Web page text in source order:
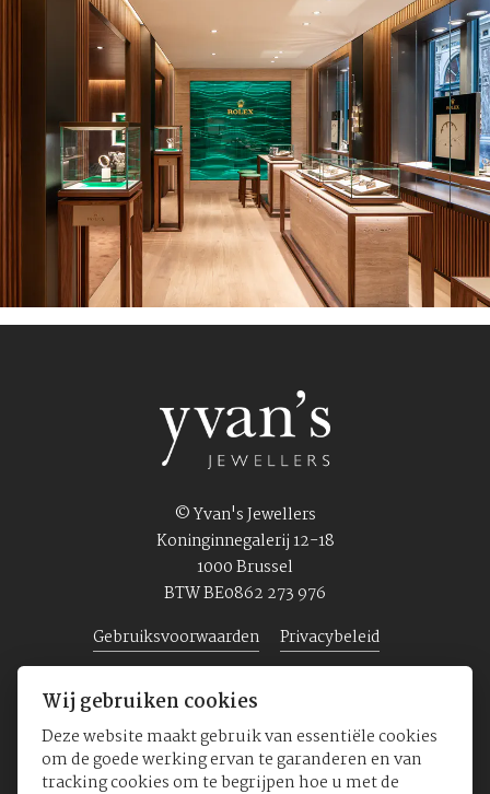
© Yvan's Jewellers
Koninginnegalerij 12-18
1000 Brussel
BTW BE0862 273 976
Gebruiksvoorwaarden
Privacybeleid
Home Juwelen Horloges Over ons
Wij gebruiken cookies
Deze website maakt gebruik van essentiële cookies
om de goede werking ervan te garanderen en van
tracking cookies om te begrijpen hoe u met de